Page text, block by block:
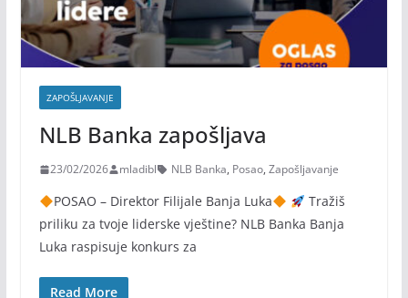
ZAPOŠLJAVANJE
NLB Banka zapošljava
23/02/2026 mladibl NLB Banka, Posao, Zapošljavanje
POSAO – Direktor Filijale Banja Luka
Tražiš
priliku za tvoje liderske vještine? NLB Banka Banja
Luka raspisuje konkurs za
Read More